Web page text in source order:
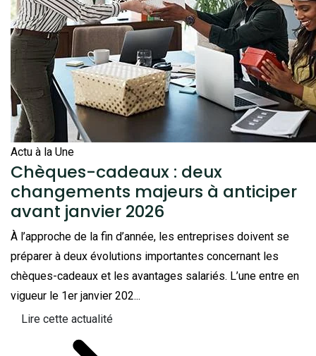
Actu à la Une
Chèques-cadeaux : deux
changements majeurs à anticiper
avant janvier 2026
À l’approche de la fin d’année, les entreprises doivent se
préparer à deux évolutions importantes concernant les
chèques-cadeaux et les avantages salariés. L’une entre en
vigueur le 1er janvier 202...
Lire cette actualité